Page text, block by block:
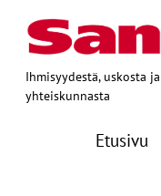
Ihmisyydestä, uskosta ja
yhteiskunnasta
Etusivu